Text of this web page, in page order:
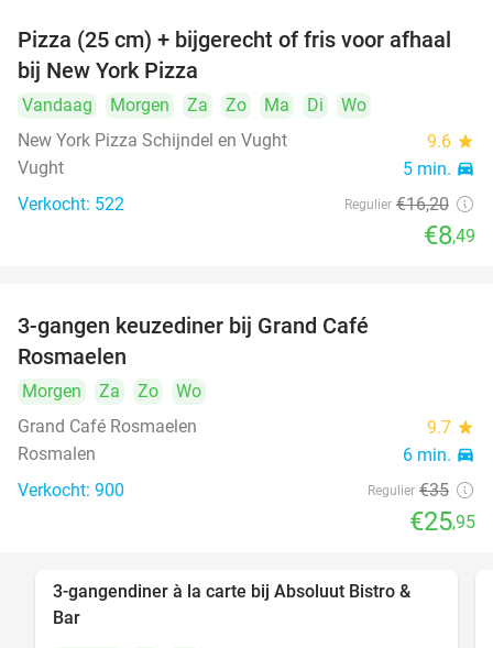
48%
Pizza (25 cm) + bijgerecht of fris voor afhaal
bij New York Pizza
Vandaag Morgen Za Zo Ma Di
Wo
New York Pizza Schijndel en Vught
9.6 star
Vught 5 min. directions_car
Verkocht: 522 Regulier €16,20
€8,49
3-gangen keuzediner bij Grand Café
Rosmaelen
Morgen Za Zo
Wo
Grand Café Rosmaelen
9.7 star
Rosmalen 6 min. directions_car
Verkocht: 900 Regulier €35
€25,95
37%
3-gangendiner à la carte bij Absoluut Bistro &
Bar